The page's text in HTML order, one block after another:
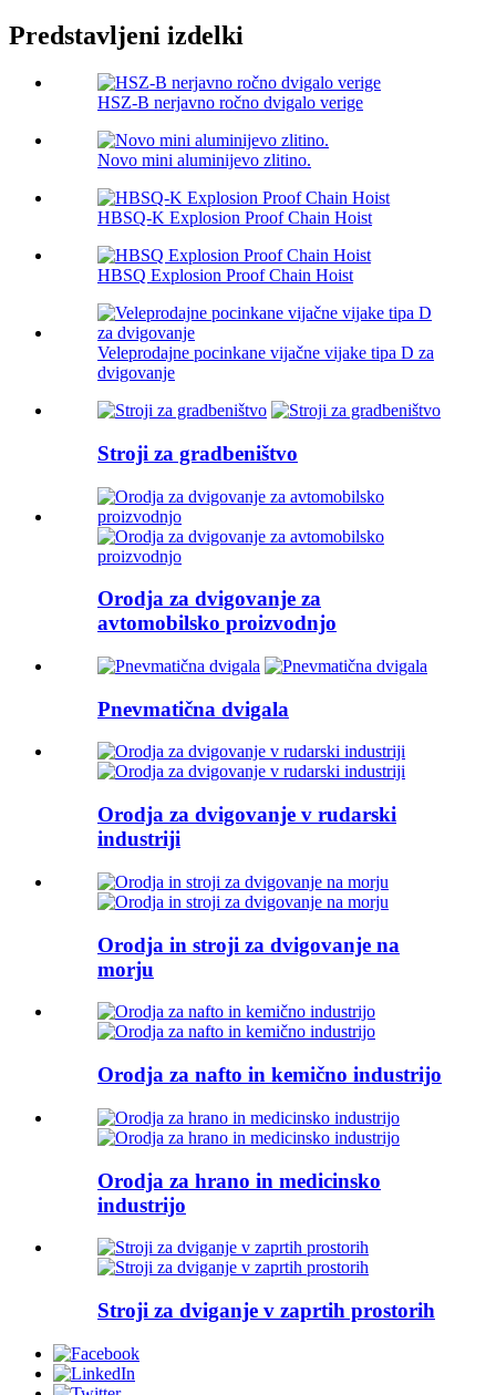
Predstavljeni izdelki
HSZ-B nerjavno ročno dvigalo verige
Novo mini aluminijevo zlitino.
HBSQ-K Explosion Proof Chain Hoist
HBSQ Explosion Proof Chain Hoist
Veleprodajne pocinkane vijačne vijake tipa D za
dvigovanje
Stroji za gradbeništvo
Orodja za dvigovanje za
avtomobilsko proizvodnjo
Pnevmatična dvigala
Orodja za dvigovanje v rudarski
industriji
Orodja in stroji za dvigovanje na
morju
Orodja za nafto in kemično industrijo
Orodja za hrano in medicinsko
industrijo
Stroji za dviganje v zaprtih prostorih